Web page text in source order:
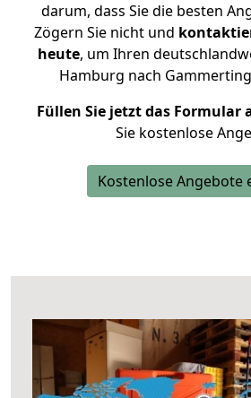
darum, dass Sie die besten
Zögern Sie nicht und
heute, um Ihren
Hamburg nach
Füllen Sie jetzt das Formular
Sie kostenlose
Kostenlose Angebote